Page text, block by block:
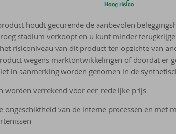
houdt gedurende de aanbevolen
stadium verkoopt en u kunt minder
risiconiveau van dit product ten opzichte van
wegens marktontwikkelingen of doordat er
in aanmerking worden genomen in de
worden verrekend voor een redelijke prijs
van de interne processen en met